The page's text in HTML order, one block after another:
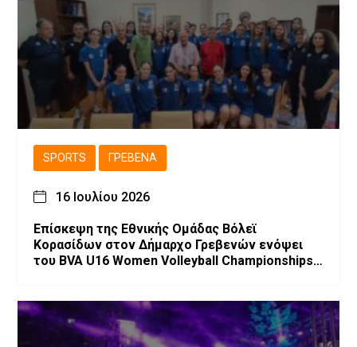
SPORTS ΓΡΕΒΕΝΆ
16 Ιουλίου 2026
Επίσκεψη της Εθνικής Ομάδας Βόλεϊ
Κορασίδων στον Δήμαρχο Γρεβενών ενόψει
του BVA U16 Women Volleyball Championships